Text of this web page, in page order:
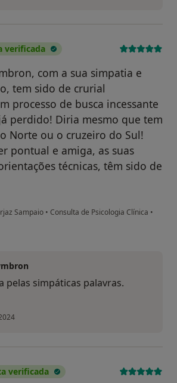
verificada
com a sua simpatia e
tem sido de crurial
processo de busca incessante
perdido! Diria mesmo que tem
Norte ou o cruzeiro do Sul!
pontual e amiga, as suas
técnicas, têm sido de
Sampaio • Consulta de Psicologia Clínica •
pelas simpáticas palavras.
verificada